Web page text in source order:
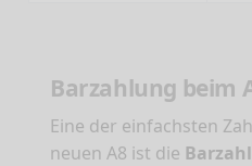
Barzahlung beim
Eine der einfachsten
neuen A8 ist die